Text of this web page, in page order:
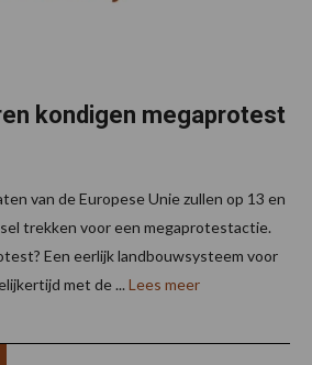
kondigen megaprotest
van de Europese Unie zullen op 13 en
trekken voor een megaprotestactie.
Een eerlijk landbouwsysteem voor
met de ... Lees meer